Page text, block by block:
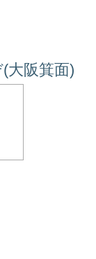
大阪箕面)